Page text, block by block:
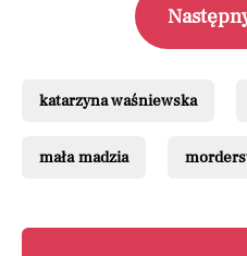
katarzyna waśniewska
mała madzia